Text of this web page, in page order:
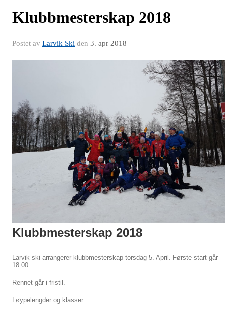
Klubbmesterskap 2018
Postet av Larvik Ski den 3. apr 2018
Klubbmesterskap 2018
Larvik ski arrangerer klubbmesterskap torsdag 5. April. Første start går
18:00.
Rennet går i fristil.
Løypelengder og klasser: